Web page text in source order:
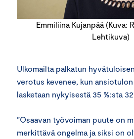
Emmiliina Kujanpää (Kuva:
Lehtikuva)
Ulkomailta palkatun
verotus kevenee, kun
lasketaan nykyisestä 35 %:sta 32
”Osaavan työvoiman puute on
merkittävä ongelma ja siksi on